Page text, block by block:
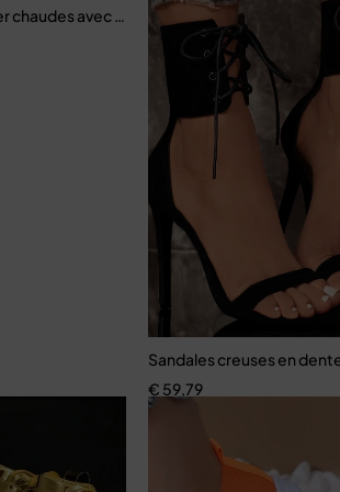
chaudes avec talons pour femmes
Sandales creuses en
€ 59,79